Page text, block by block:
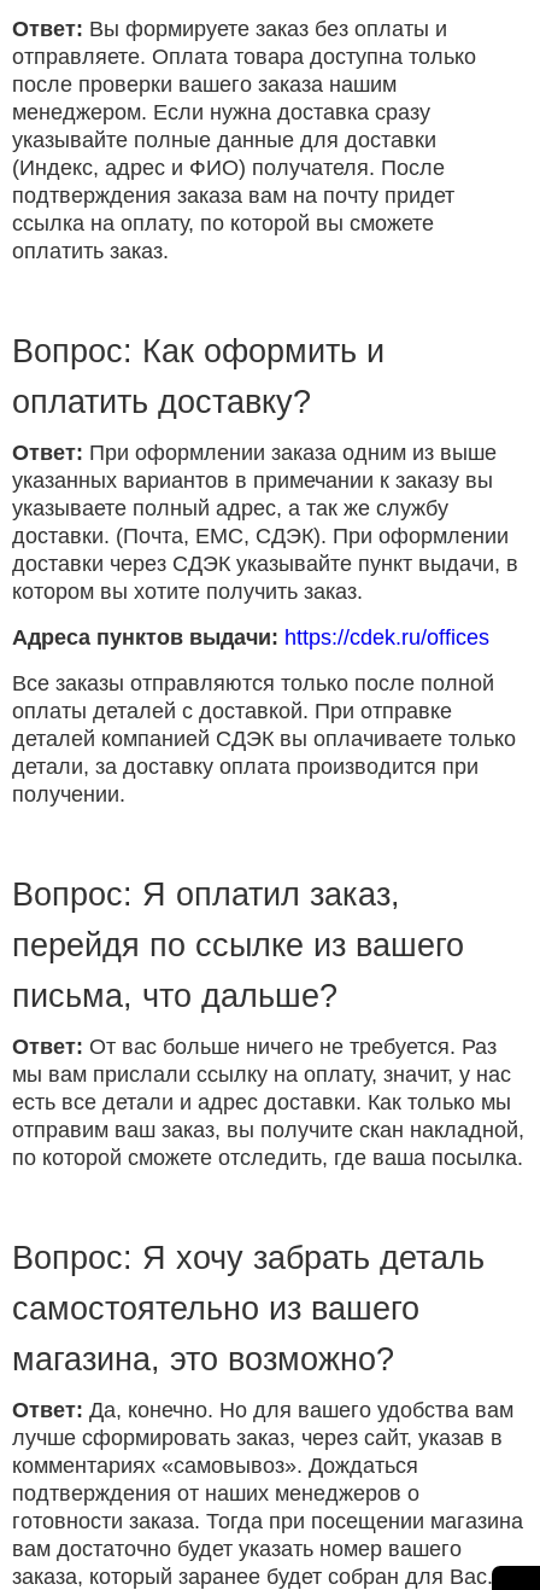
Ответ: Вы формируете заказ без оплаты и
отправляете. Оплата товара доступна только
после проверки вашего заказа нашим
менеджером. Если нужна доставка сразу
указывайте полные данные для доставки
(Индекс, адрес и ФИО) получателя. После
подтверждения заказа вам на почту придет
ссылка на оплату, по которой вы сможете
оплатить заказ.
Вопрос: Как оформить и
оплатить доставку?
Ответ: При оформлении заказа одним из выше
указанных вариантов в примечании к заказу вы
указываете полный адрес, а так же службу
доставки. (Почта, ЕМС, СДЭК). При оформлении
доставки через СДЭК указывайте пункт выдачи, в
котором вы хотите получить заказ.
Адреса пунктов выдачи: https://cdek.ru/offices
Все заказы отправляются только после полной
оплаты деталей с доставкой. При отправке
деталей компанией СДЭК вы оплачиваете только
детали, за доставку оплата производится при
получении.
Вопрос: Я оплатил заказ,
перейдя по ссылке из вашего
письма, что дальше?
Ответ: От вас больше ничего не требуется. Раз
мы вам прислали ссылку на оплату, значит, у нас
есть все детали и адрес доставки. Как только мы
отправим ваш заказ, вы получите скан накладной,
по которой сможете отследить, где ваша посылка.
Вопрос: Я хочу забрать деталь
самостоятельно из вашего
магазина, это возможно?
Ответ: Да, конечно. Но для вашего удобства вам
лучше сформировать заказ, через сайт, указав в
комментариях «самовывоз». Дождаться
подтверждения от наших менеджеров о
готовности заказа. Тогда при посещении магазина
вам достаточно будет указать номер вашего
заказа, который заранее будет собран для Вас.